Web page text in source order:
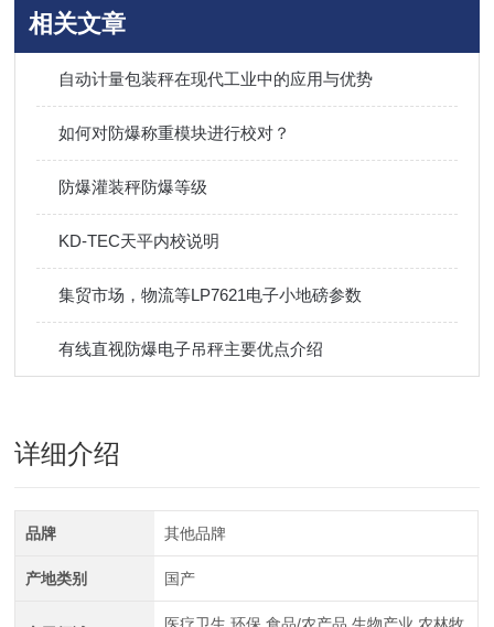
相关文章
自动计量包装秤在现代工业中的应用与优势
如何对防爆称重模块进行校对？
防爆灌装秤防爆等级
KD-TEC天平内校说明
集贸市场，物流等LP7621电子小地磅参数
有线直视防爆电子吊秤主要优点介绍
详细介绍
品牌 其他品牌
产地类别 国产